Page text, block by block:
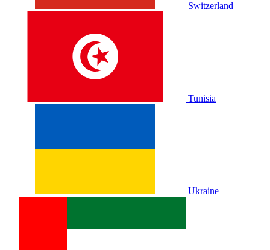
Switzerland
Tunisia
Ukraine